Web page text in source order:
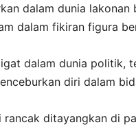
dalam dunia
dalam fikiran figura
dalam dunia politik,
diri dalam
ditayangkan di